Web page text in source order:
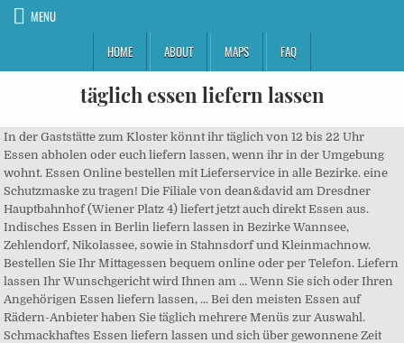
MENU
HOME
ABOUT MAPS FAQ
täglich essen liefern lassen
In der Gaststätte zum Kloster könnt ihr täglich von 12 bis 22 Uhr
Essen abholen oder euch liefern lassen, wenn ihr in der Umgebung
wohnt. Essen Online bestellen mit Lieferservice in alle Bezirke. eine
Schutzmaske zu tragen! Die Filiale von dean&david am Dresdner
Hauptbahnhof (Wiener Platz 4) liefert jetzt auch direkt Essen aus.
Indisches Essen in Berlin liefern lassen in Bezirke Wannsee,
Zehlendorf, Nikolassee, sowie in Stahnsdorf und Kleinmachnow.
Bestellen Sie Ihr Mittagessen bequem online oder per Telefon. Liefern
lassen Ihr Wunschgericht wird Ihnen am ... Wenn Sie sich oder Ihren
Angehörigen Essen liefern lassen, ... Bei den meisten Essen auf
Rädern-Anbieter haben Sie täglich mehrere Menüs zur Auswahl.
Schmackhaftes Essen liefern lassen und sich über gewonnene Zeit